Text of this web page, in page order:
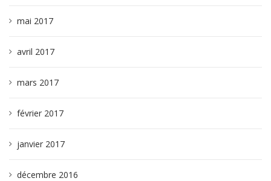
mai 2017
avril 2017
mars 2017
février 2017
janvier 2017
décembre 2016